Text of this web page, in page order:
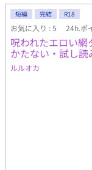
短編 完結 R18
お気に入り : 5 24h.ポ
呪われたエロい
かたない・試し読
ルルオカ